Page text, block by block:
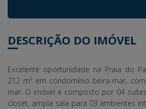
DESCRIÇÃO DO IMÓVEL
Excelente oportunidade na Praia do
212 m² em condomínio beira-mar,
mar. O imóvel é composto por 04
closet, ampla sala para 03 ambientes